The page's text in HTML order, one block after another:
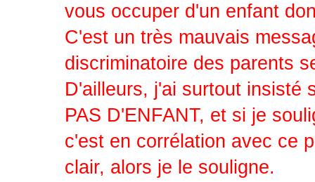
vous occuper d'un enfant
C'est un très mauvais
discriminatoire des parents
D'ailleurs, j'ai surtout insisté
PAS D'ENFANT, et si je
c'est en corrélation avec ce
clair, alors je le souligne.